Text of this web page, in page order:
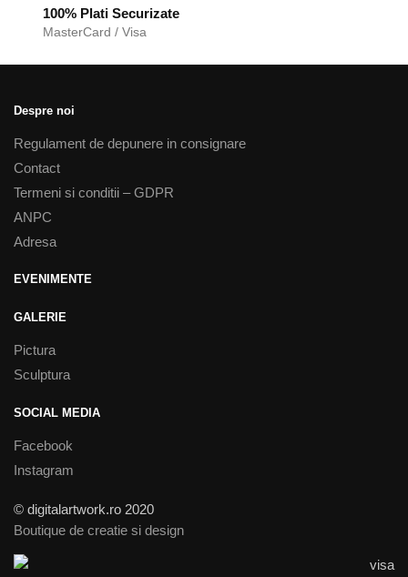
100% Plati Securizate
MasterCard / Visa
Despre noi
Regulament de depunere in consignare
Contact
Termeni si conditii – GDPR
ANPC
Adresa
EVENIMENTE
GALERIE
Pictura
Sculptura
SOCIAL MEDIA
Facebook
Instagram
© digitalartwork.ro 2020
Boutique de creatie si design